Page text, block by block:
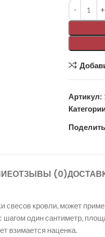
Артикул:
ОТЗЫВЫ (0)
кровли, может
шагом один сантиметр,
взимается наценка.